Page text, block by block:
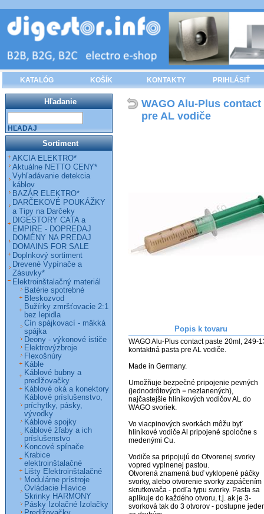
KATALÓG KOŠÍK KONTAKTY PRIHLÁSIŤ
WAGO Alu-Plus
pre AL vodiče
Popis k tovaru
WAGO Alu-Plus contact paste 20ml, 249-
kontaktná pasta pre AL vodiče.
Made in Germany.
Umožňuje bezpečné pripojenie pevných
(jednodrôtových = nezlanených),
najčastejšie hliníkových vodičov AL do
WAGO svoriek.
Vo viacpinových svorkách môžu byť
hliníkové vodiče Al pripojené spoločne s
medenými Cu.
Vodiče sa pripojujú do Otvorenej svorky
vopred vyplnenej pastou.
Otvorená znamená buď vyklopené páčky
svorky, alebo otvorenie svorky zapáčením
skrutkovača - podľa typu svorky. Pasta sa
aplikuje do každého otvoru, t.j. ak je 3-
svorková tak do 3 otvorov - postupne
Hľadanie
HĽADAJ
Sortiment
AKCIA ELEKTRO*
Aktuálne NETTO CENY*
Vyhľadávanie detekcia
káblov
BAZÁR ELEKTRO*
DARČEKOVÉ POUKÁŽKY
a Tipy na Darčeky
DIGESTORY CATA a
EMPIRE - DOPREDAJ
DOMÉNY NA PREDAJ
DOMAINS FOR SALE
Doplnkový sortiment
Drevené Vypínače a
Zásuvky*
Elektroinštalačný materiál
Batérie spotrebné
Bleskozvod
Bužírky zmršťovacie 2:1
bez lepidla
Cín spájkovací - mäkká
spájka
Deony - výkonové ističe
Elektrovýzbroje
Flexošnúry
Káble
Káblové bubny a
predlžovačky
Káblové oká a konektory
Káblové príslušenstvo,
príchytky, pásky,
vývodky
Káblové spojky
Káblové žľaby a ich
príslušenstvo
Koncové spínače
Krabice
elektroinštalačné
Lišty Elektroinštalačné
Modulárne prístroje
Ovládacie Hlavice
Skrinky HARMONY
Pásky Izolačné Izolačky